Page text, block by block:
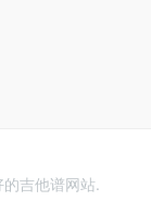
吉他谱网站.